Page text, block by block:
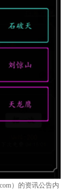
）的资讯公告内